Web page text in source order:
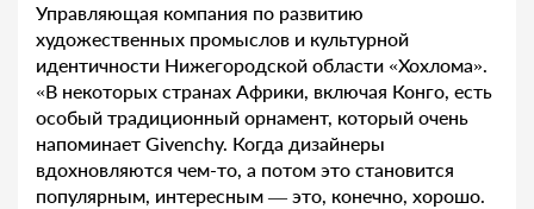
Управляющая компания по развитию
художественных промыслов и культурной
идентичности Нижегородской области «Хохлома».
«В некоторых странах Африки, включая Конго, есть
особый традиционный орнамент, который очень
напоминает Givenchy. Когда дизайнеры
вдохновляются чем-то, а потом это становится
популярным, интересным — это, конечно, хорошо.